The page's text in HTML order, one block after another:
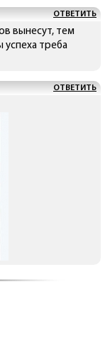
ОТВЕТИТЬ
вынесут, тем
треба
ОТВЕТИТЬ